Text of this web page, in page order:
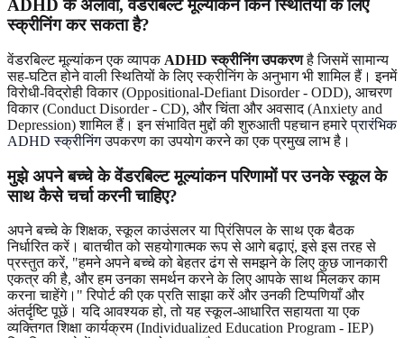
ADHD के अलावा, वेंडरबिल्ट मूल्यांकन किन स्थितियों के लिए
स्क्रीनिंग कर सकता है?
वेंडरबिल्ट मूल्यांकन एक व्यापक ADHD स्क्रीनिंग उपकरणहै जिसमें सामान्य
सह-घटित होने वाली स्थितियों के लिए स्क्रीनिंग के अनुभाग भी शामिल हैं। इनमें
विरोधी-विद्रोही विकार (Oppositional-Defiant Disorder - ODD), आचरण
विकार (Conduct Disorder - CD), और चिंता और अवसाद (Anxiety and
Depression) शामिल हैं। इन संभावित मुद्दों की शुरुआती पहचान हमारेप्रारंभिक
ADHD स्क्रीनिंगउपकरण का उपयोग करने का एक प्रमुख लाभ है।
मुझे अपने बच्चे के वेंडरबिल्ट मूल्यांकन परिणामों पर उनके स्कूल के
साथ कैसे चर्चा करनी चाहिए?
अपने बच्चे के शिक्षक, स्कूल काउंसलर या प्रिंसिपल के साथ एक बैठक
निर्धारित करें। बातचीत को सहयोगात्मक रूप से आगे बढ़ाएं, इसे इस तरह से
प्रस्तुत करें, "हमने अपने बच्चे को बेहतर ढंग से समझने के लिए कुछ जानकारी
एकत्र की है, और हम उनका समर्थन करने के लिए आपके साथ मिलकर काम
करना चाहेंगे।" रिपोर्ट की एक प्रति साझा करें और उनकी टिप्पणियाँ और
अंतर्दृष्टि पूछें। यदि आवश्यक हो, तो यह स्कूल-आधारित सहायता या एक
व्यक्तिगत शिक्षा कार्यक्रम (Individualized Education Program - IEP)